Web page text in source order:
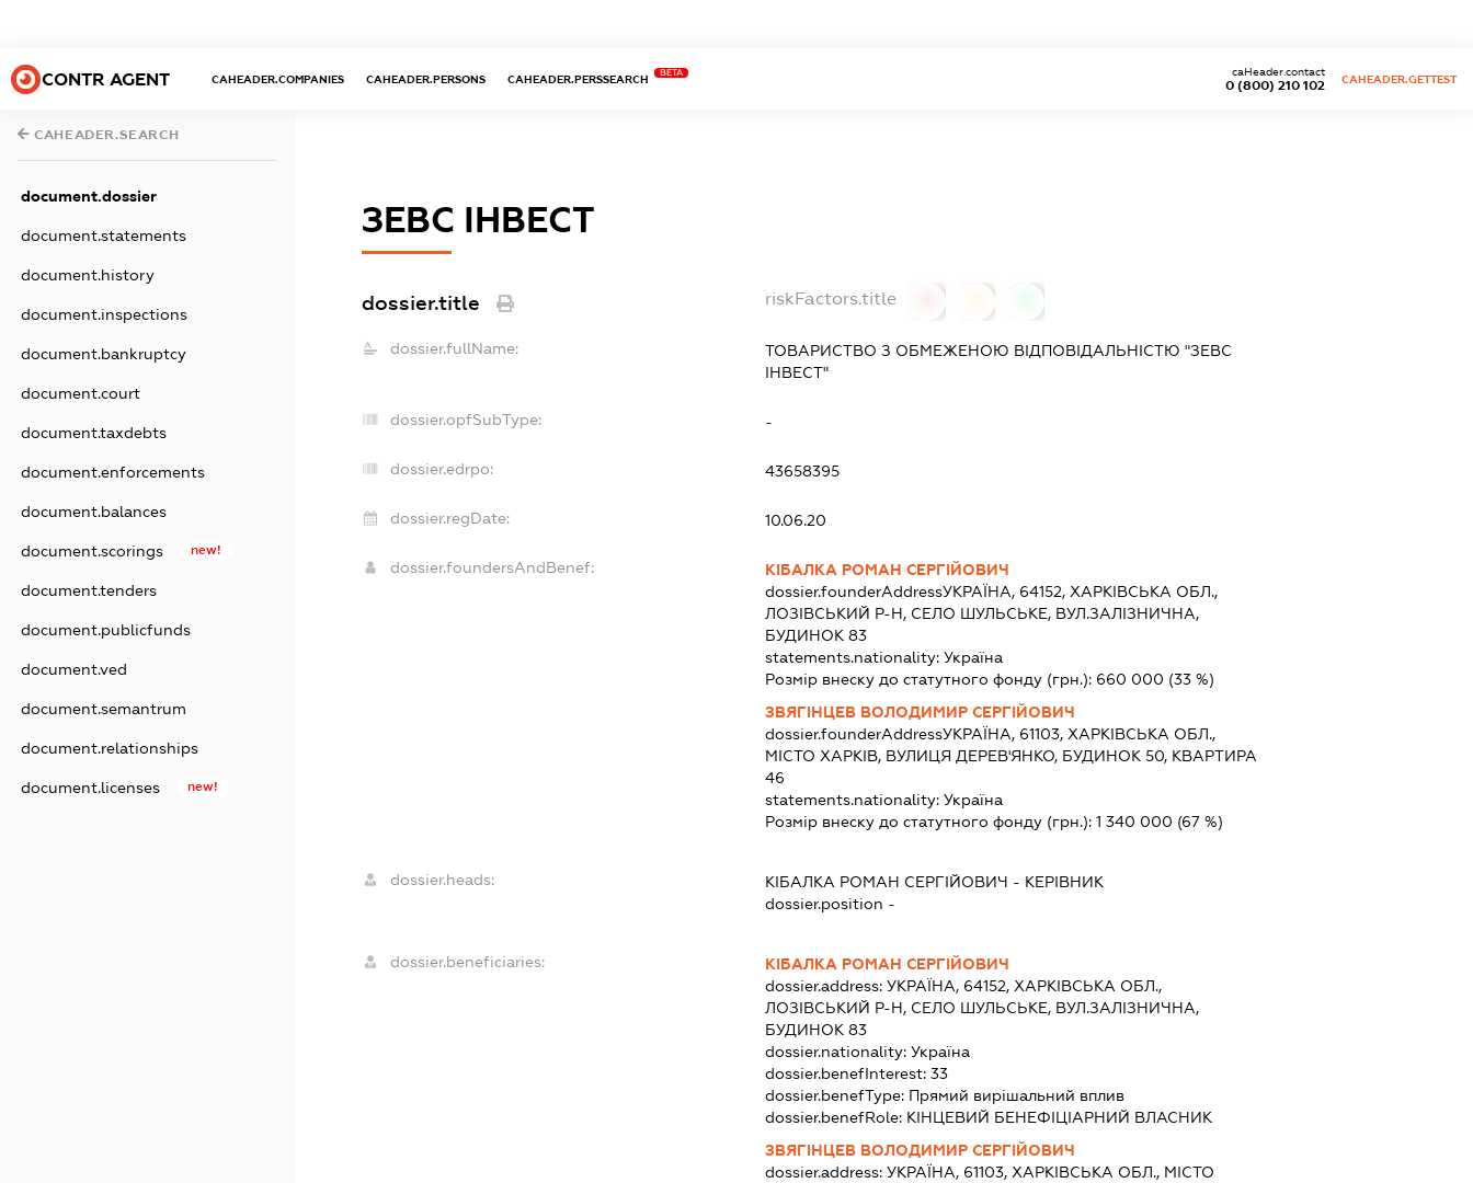
CONTR AGENT CAHEADER.COMPANIES CAHEADER.PERSONS CAHEADER.PERSSEARCH
BETA
0 (800) 210 102
caHeader.contact
CAHEADER.GETTEST
CAHEADER.SEARCH
document.dossier
document.statements
document.history
document.inspections
document.bankruptcy
document.court
document.taxdebts
document.enforcements
document.balances
document.scorings new!
document.tenders
document.publicfunds
document.ved
document.semantrum
document.relationships
document.licenses new!
ЗЕВС ІНВЕСТ
dossier.title riskFactors.title
dossier.fullName:
ТОВАРИСТВО З ОБМЕЖЕНОЮ ВІДПОВІДАЛЬНІСТЮ "ЗЕВС
ІНВЕСТ"
dossier.opfSubType: -
dossier.edrpo: 43658395
dossier.regDate: 10.06.20
dossier.foundersAndBenef:
КІБАЛКА РОМАН СЕРГІЙОВИЧ
dossier.founderAddressУКРАЇНА, 64152, ХАРКІВСЬКА ОБЛ.,
ЛОЗІВСЬКИЙ Р-Н, СЕЛО ШУЛЬСЬКЕ, ВУЛ.ЗАЛІЗНИЧНА,
БУДИНОК 83
statements.nationality:Україна
Розмір внеску до статутного фонду (грн.): 660 000 (33 %)
ЗВЯГІНЦЕВ ВОЛОДИМИР СЕРГІЙОВИЧ
dossier.founderAddressУКРАЇНА, 61103, ХАРКІВСЬКА ОБЛ.,
МІСТО ХАРКІВ, ВУЛИЦЯ ДЕРЕВ'ЯНКО, БУДИНОК 50, КВАРТИРА
46
statements.nationality:Україна
Розмір внеску до статутного фонду (грн.):1 340 000 (67 %)
dossier.heads: КІБАЛКА РОМАН СЕРГІЙОВИЧ - КЕРІВНИК
dossier.position -
dossier.beneficiaries:
КІБАЛКА РОМАН СЕРГІЙОВИЧ
dossier.address:УКРАЇНА, 64152, ХАРКІВСЬКА ОБЛ.,
ЛОЗІВСЬКИЙ Р-Н, СЕЛО ШУЛЬСЬКЕ, ВУЛ.ЗАЛІЗНИЧНА,
БУДИНОК 83
dossier.nationality:Україна
dossier.benefInterest:33
dossier.benefType: Прямий вирішальний вплив
dossier.benefRole: КІНЦЕВИЙ БЕНЕФІЦІАРНИЙ ВЛАСНИК
ЗВЯГІНЦЕВ ВОЛОДИМИР СЕРГІЙОВИЧ
dossier.address:УКРАЇНА, 61103, ХАРКІВСЬКА ОБЛ., МІСТО